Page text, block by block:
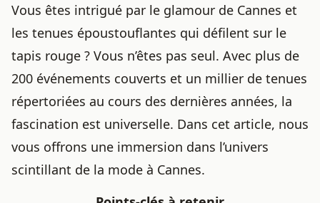
Vous êtes intrigué par le glamour de Cannes et
les tenues époustouflantes qui défilent sur le
tapis rouge ? Vous n’êtes pas seul. Avec plus de
200 événements couverts et un millier de tenues
répertoriées au cours des dernières années, la
fascination est universelle. Dans cet article, nous
vous offrons une immersion dans l’univers
scintillant de la mode à Cannes.